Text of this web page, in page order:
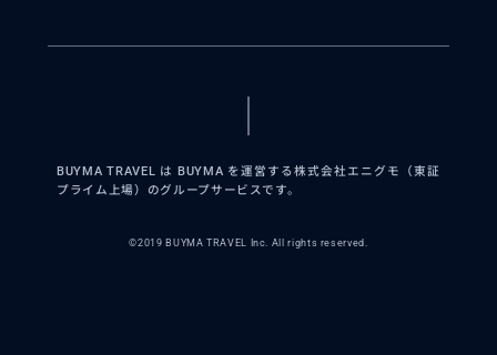
BUYMA TRAVEL は BUYMA を運営する株式会社エニグモ（東証
プライム上場）のグループサービスです。
©2019 BUYMA TRAVEL Inc. All rights reserved.